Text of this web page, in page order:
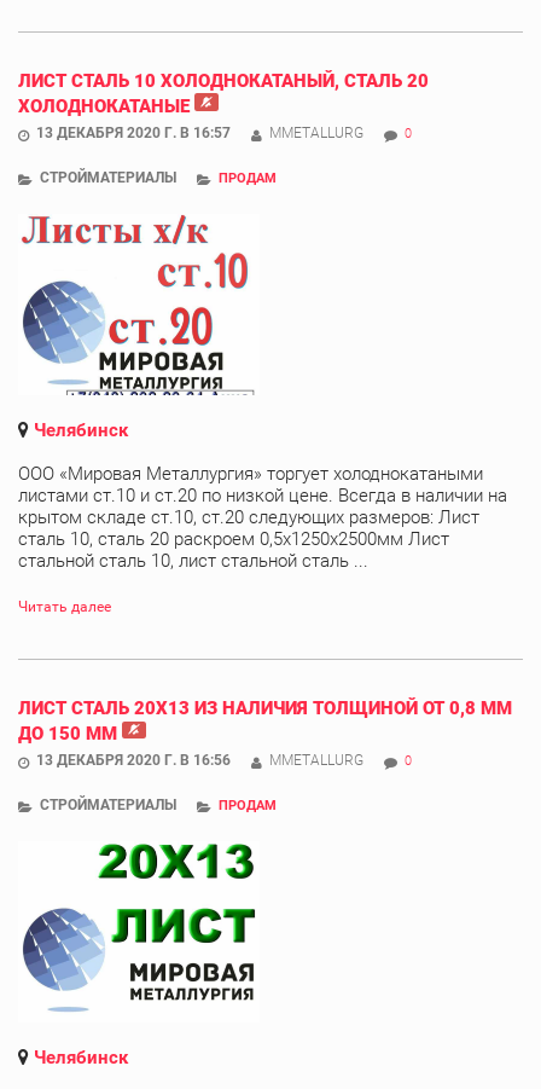
ЛИСТ СТАЛЬ 10 ХОЛОДНОКАТАНЫЙ, СТАЛЬ 20
ХОЛОДНОКАТАНЫЕ
13 ДЕКАБРЯ 2020 Г. В 16:57 MMETALLURG 0
СТРОЙМАТЕРИАЛЫ ПРОДАМ
Челябинск
ООО «Мировая Металлургия» торгует холоднокатаными
листами ст.10 и ст.20 по низкой цене. Всегда в наличии на
крытом складе ст.10, ст.20 следующих размеров: Лист
сталь 10, сталь 20 раскроем 0,5х1250х2500мм Лист
стальной сталь 10, лист стальной сталь ...
Читать далее
ЛИСТ СТАЛЬ 20Х13 ИЗ НАЛИЧИЯ ТОЛЩИНОЙ ОТ 0,8 ММ
ДО 150 ММ
13 ДЕКАБРЯ 2020 Г. В 16:56 MMETALLURG 0
СТРОЙМАТЕРИАЛЫ ПРОДАМ
Челябинск